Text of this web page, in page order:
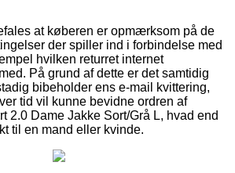
at køberen er opmærksom på de
der spiller ind i forbindelse med
hvilken returret internet
På grund af dette er det samtidig
bibeholder ens e-mail kvittering,
tid vil kunne bevidne ordren af
2.0 Dame Jakke Sort/Grå L, hvad end
til en mand eller kvinde.